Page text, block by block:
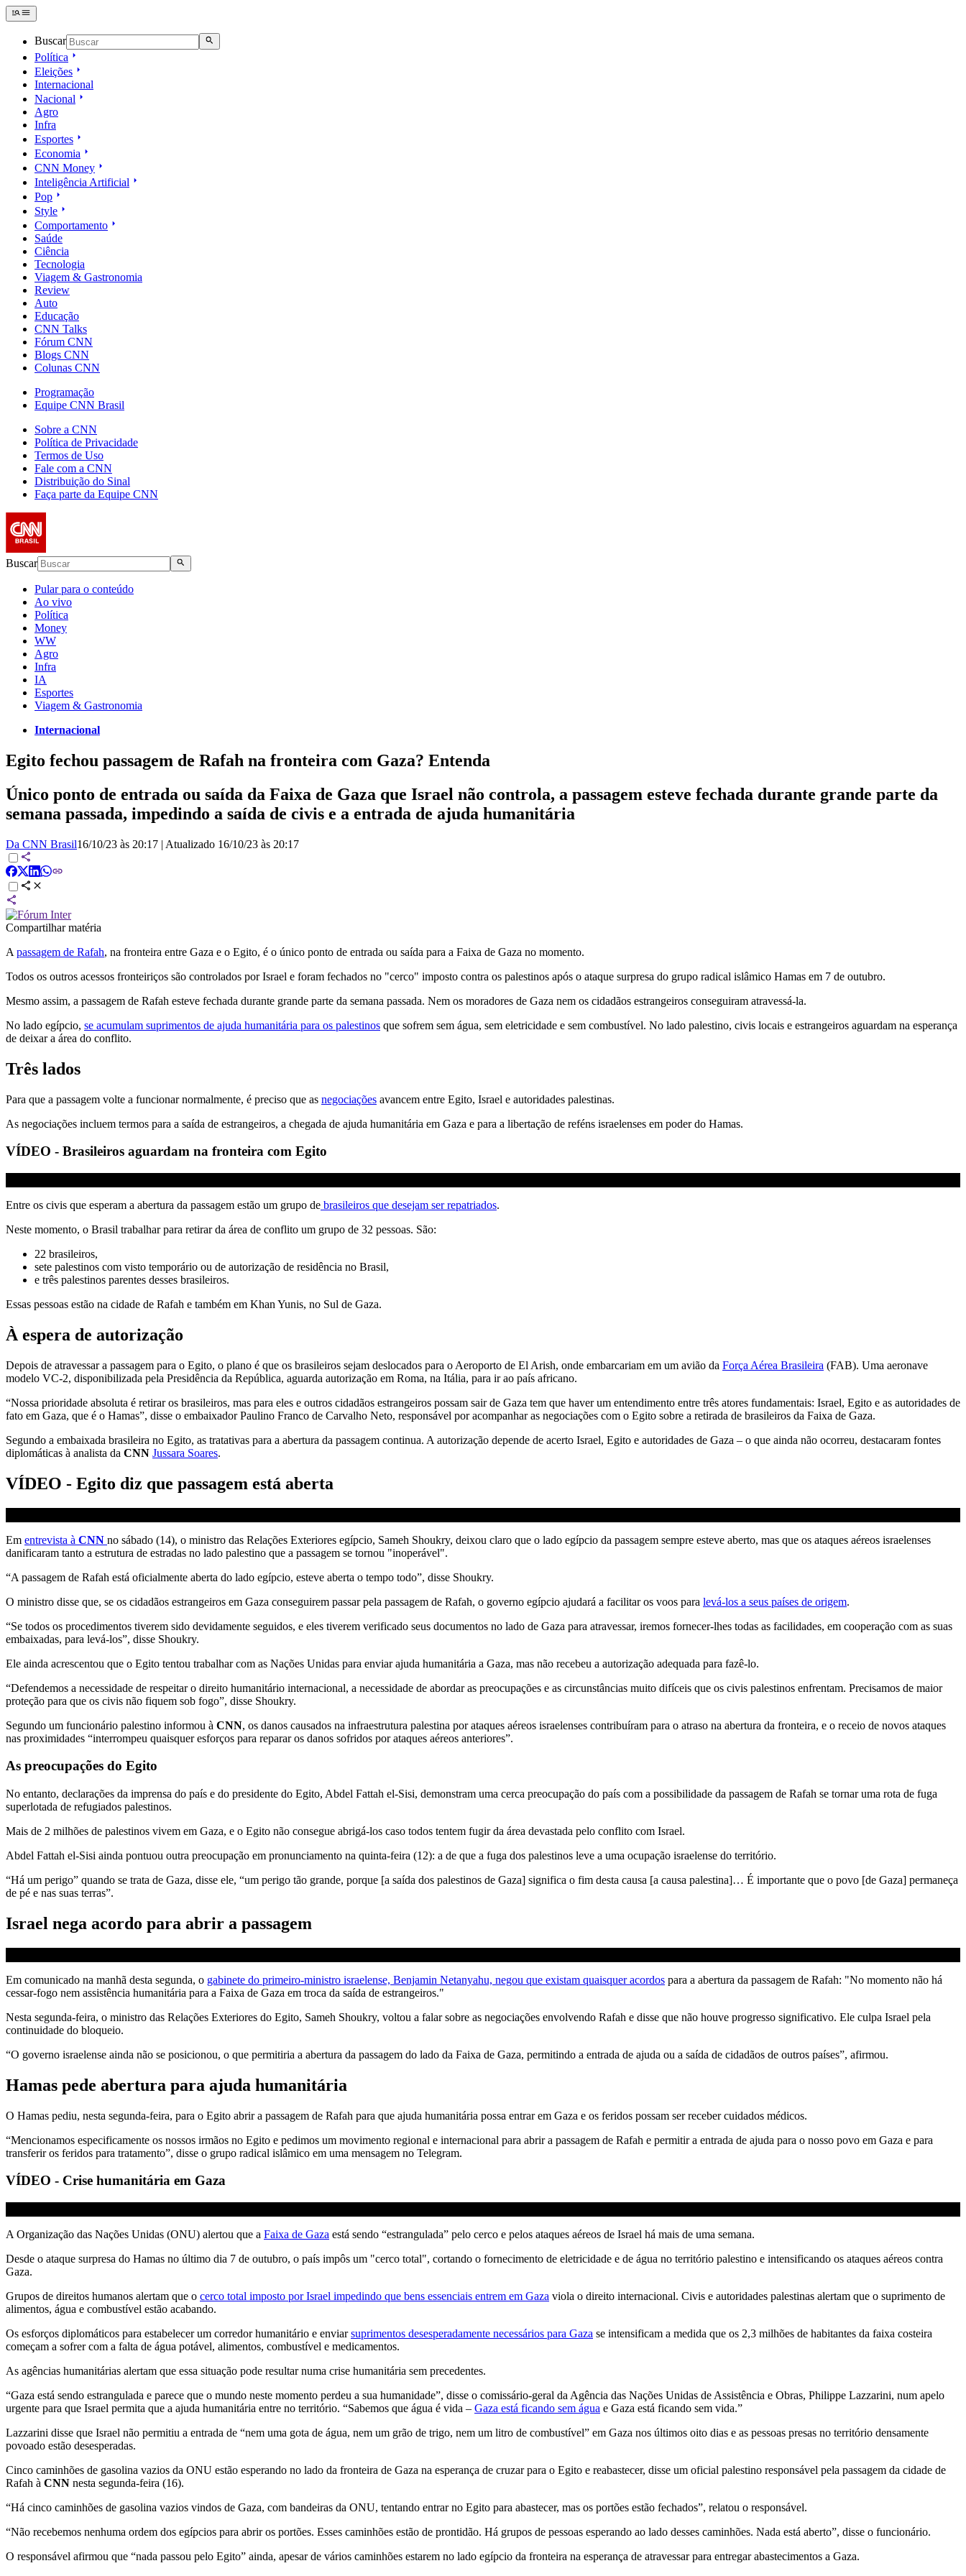
Buscar
Política
Eleições
Internacional
Nacional
Agro
Infra
Esportes
Economia
CNN Money
Inteligência Artificial
Pop
Style
Comportamento
Saúde
Ciência
Tecnologia
Viagem & Gastronomia
Review
Auto
Educação
CNN Talks
Fórum CNN
Blogs CNN
Colunas CNN
Programação
Equipe CNN Brasil
Sobre a CNN
Política de Privacidade
Termos de Uso
Fale com a CNN
Distribuição do Sinal
Faça parte da Equipe CNN
Buscar
Pular para o conteúdo
Ao vivo
Política
Money
WW
Agro
Infra
IA
Esportes
Viagem & Gastronomia
Internacional
Egito fechou passagem de Rafah na fronteira com Gaza? Entenda
Único ponto de entrada ou saída da Faixa de Gaza que Israel não controla, a passagem esteve fechada durante grande parte da
semana passada, impedindo a saída de civis e a entrada de ajuda humanitária
Da CNN Brasil16/10/23 às 20:17 | Atualizado 16/10/23 às 20:17
Compartilhar matéria
A passagem de Rafah, na fronteira entre Gaza e o Egito, é o único ponto de entrada ou saída para a Faixa de Gaza no momento.
Todos os outros acessos fronteiriços são controlados por Israel e foram fechados no "cerco" imposto contra os palestinos após o ataque surpresa do grupo radical islâmico Hamas em 7 de outubro.
Mesmo assim, a passagem de Rafah esteve fechada durante grande parte da semana passada. Nem os moradores de Gaza nem os cidadãos estrangeiros conseguiram atravessá-la.
No lado egípcio, se acumulam suprimentos de ajuda humanitária para os palestinos que sofrem sem água, sem eletricidade e sem combustível. No lado palestino, civis locais e estrangeiros aguardam na esperança
de deixar a área do conflito.
Três lados
Para que a passagem volte a funcionar normalmente, é preciso que as negociações avancem entre Egito, Israel e autoridades palestinas.
As negociações incluem termos para a saída de estrangeiros, a chegada de ajuda humanitária em Gaza e para a libertação de reféns israelenses em poder do Hamas.
VÍDEO - Brasileiros aguardam na fronteira com Egito
Entre os civis que esperam a abertura da passagem estão um grupo de brasileiros que desejam ser repatriados.
Neste momento, o Brasil trabalhar para retirar da área de conflito um grupo de 32 pessoas. São:
22 brasileiros,
sete palestinos com visto temporário ou de autorização de residência no Brasil,
e três palestinos parentes desses brasileiros.
Essas pessoas estão na cidade de Rafah e também em Khan Yunis, no Sul de Gaza.
À espera de autorização
Depois de atravessar a passagem para o Egito, o plano é que os brasileiros sejam deslocados para o Aeroporto de El Arish, onde embarcariam em um avião da Força Aérea Brasileira (FAB). Uma aeronave
modelo VC-2, disponibilizada pela Presidência da República, aguarda autorização em Roma, na Itália, para ir ao país africano.
“Nossa prioridade absoluta é retirar os brasileiros, mas para eles e outros cidadãos estrangeiros possam sair de Gaza tem que haver um entendimento entre três atores fundamentais: Israel, Egito e as autoridades de
fato em Gaza, que é o Hamas”, disse o embaixador Paulino Franco de Carvalho Neto, responsável por acompanhar as negociações com o Egito sobre a retirada de brasileiros da Faixa de Gaza.
Segundo a embaixada brasileira no Egito, as tratativas para a abertura da passagem continua. A autorização depende de acerto Israel, Egito e autoridades de Gaza – o que ainda não ocorreu, destacaram fontes
diplomáticas à analista da CNN Jussara Soares.
VÍDEO - Egito diz que passagem está aberta
Em entrevista à CNN no sábado (14), o ministro das Relações Exteriores egípcio, Sameh Shoukry, deixou claro que o lado egípcio da passagem sempre esteve aberto, mas que os ataques aéreos israelenses
danificaram tanto a estrutura de estradas no lado palestino que a passagem se tornou "inoperável".
“A passagem de Rafah está oficialmente aberta do lado egípcio, esteve aberta o tempo todo”, disse Shoukry.
O ministro disse que, se os cidadãos estrangeiros em Gaza conseguirem passar pela passagem de Rafah, o governo egípcio ajudará a facilitar os voos para levá-los a seus países de origem.
“Se todos os procedimentos tiverem sido devidamente seguidos, e eles tiverem verificado seus documentos no lado de Gaza para atravessar, iremos fornecer-lhes todas as facilidades, em cooperação com as suas
embaixadas, para levá-los”, disse Shoukry.
Ele ainda acrescentou que o Egito tentou trabalhar com as Nações Unidas para enviar ajuda humanitária a Gaza, mas não recebeu a autorização adequada para fazê-lo.
“Defendemos a necessidade de respeitar o direito humanitário internacional, a necessidade de abordar as preocupações e as circunstâncias muito difíceis que os civis palestinos enfrentam. Precisamos de maior
proteção para que os civis não fiquem sob fogo”, disse Shoukry.
Segundo um funcionário palestino informou à CNN, os danos causados na infraestrutura palestina por ataques aéreos israelenses contribuíram para o atraso na abertura da fronteira, e o receio de novos ataques
nas proximidades “interrompeu quaisquer esforços para reparar os danos sofridos por ataques aéreos anteriores”.
As preocupações do Egito
No entanto, declarações da imprensa do país e do presidente do Egito, Abdel Fattah el-Sisi, demonstram uma cerca preocupação do país com a possibilidade da passagem de Rafah se tornar uma rota de fuga
superlotada de refugiados palestinos.
Mais de 2 milhões de palestinos vivem em Gaza, e o Egito não consegue abrigá-los caso todos tentem fugir da área devastada pelo conflito com Israel.
Abdel Fattah el-Sisi ainda pontuou outra preocupação em pronunciamento na quinta-feira (12): a de que a fuga dos palestinos leve a uma ocupação israelense do território.
“Há um perigo” quando se trata de Gaza, disse ele, “um perigo tão grande, porque [a saída dos palestinos de Gaza] significa o fim desta causa [a causa palestina]… É importante que o povo [de Gaza] permaneça
de pé e nas suas terras”.
Israel nega acordo para abrir a passagem
Em comunicado na manhã desta segunda, o gabinete do primeiro-ministro israelense, Benjamin Netanyahu, negou que existam quaisquer acordos para a abertura da passagem de Rafah: "No momento não há
cessar-fogo nem assistência humanitária para a Faixa de Gaza em troca da saída de estrangeiros."
Nesta segunda-feira, o ministro das Relações Exteriores do Egito, Sameh Shoukry, voltou a falar sobre as negociações envolvendo Rafah e disse que não houve progresso significativo. Ele culpa Israel pela
continuidade do bloqueio.
“O governo israelense ainda não se posicionou, o que permitiria a abertura da passagem do lado da Faixa de Gaza, permitindo a entrada de ajuda ou a saída de cidadãos de outros países”, afirmou.
Hamas pede abertura para ajuda humanitária
O Hamas pediu, nesta segunda-feira, para o Egito abrir a passagem de Rafah para que ajuda humanitária possa entrar em Gaza e os feridos possam ser receber cuidados médicos.
“Mencionamos especificamente os nossos irmãos no Egito e pedimos um movimento regional e internacional para abrir a passagem de Rafah e permitir a entrada de ajuda para o nosso povo em Gaza e para
transferir os feridos para tratamento”, disse o grupo radical islâmico em uma mensagem no Telegram.
VÍDEO - Crise humanitária em Gaza
A Organização das Nações Unidas (ONU) alertou que a Faixa de Gaza está sendo “estrangulada” pelo cerco e pelos ataques aéreos de Israel há mais de uma semana.
Desde o ataque surpresa do Hamas no último dia 7 de outubro, o país impôs um "cerco total", cortando o fornecimento de eletricidade e de água no território palestino e intensificando os ataques aéreos contra
Gaza.
Grupos de direitos humanos alertam que o cerco total imposto por Israel impedindo que bens essenciais entrem em Gaza viola o direito internacional. Civis e autoridades palestinas alertam que o suprimento de
alimentos, água e combustível estão acabando.
Os esforços diplomáticos para estabelecer um corredor humanitário e enviarsuprimentos desesperadamente necessários para Gaza se intensificam a medida que os 2,3 milhões de habitantes da faixa costeira
começam a sofrer com a falta de água potável, alimentos, combustível e medicamentos.
As agências humanitárias alertam que essa situação pode resultar numa crise humanitária sem precedentes.
“Gaza está sendo estrangulada e parece que o mundo neste momento perdeu a sua humanidade”, disse o comissário-geral da Agência das Nações Unidas de Assistência e Obras, Philippe Lazzarini, num apelo
urgente para que Israel permita que a ajuda humanitária entre no território. “Sabemos que água é vida – Gaza está ficando sem água e Gaza está ficando sem vida.”
Lazzarini disse que Israel não permitiu a entrada de “nem uma gota de água, nem um grão de trigo, nem um litro de combustível” em Gaza nos últimos oito dias e as pessoas presas no território densamente
povoado estão desesperadas.
Cinco caminhões de gasolina vazios da ONU estão esperando no lado da fronteira de Gaza na esperança de cruzar para o Egito e reabastecer, disse um oficial palestino responsável pela passagem da cidade de
Rafah à CNN nesta segunda-feira (16).
“Há cinco caminhões de gasolina vazios vindos de Gaza, com bandeiras da ONU, tentando entrar no Egito para abastecer, mas os portões estão fechados”, relatou o responsável.
“Não recebemos nenhuma ordem dos egípcios para abrir os portões. Esses caminhões estão de prontidão. Há grupos de pessoas esperando ao lado desses caminhões. Nada está aberto”, disse o funcionário.
O responsável afirmou que “nada passou pelo Egito” ainda, apesar de vários caminhões estarem no lado egípcio da fronteira na esperança de atravessar para entregar abastecimentos a Gaza.